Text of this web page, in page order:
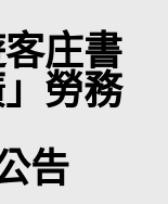
客庄書
勞務
告